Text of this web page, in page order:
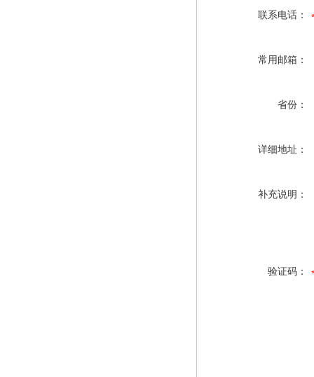
联系电话：
常用邮箱：
省份：
详细地址：
补充说明：
验证码：